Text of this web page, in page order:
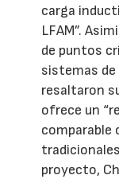
carga
LFAM”.
de puntos
sistemas
resaltaron
ofrece un
comparable
proyecto,